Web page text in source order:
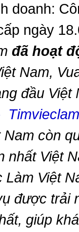
doanh:
ngày
đã hoạt
Nam,
đầu Việt
Nam còn
nhất Việt
Làm Việt
được trải
giúp